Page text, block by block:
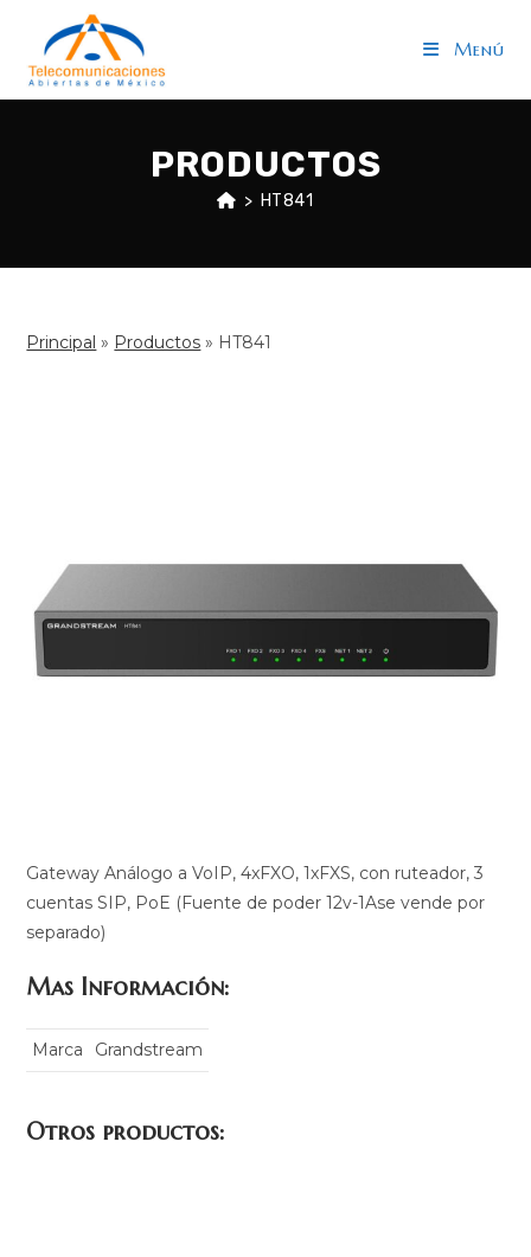
contenido
Menú
PRODUCTOS
> HT841
Principal » Productos » HT841
Gateway Análogo a VoIP, 4xFXO, 1xFXS, con ruteador, 3
cuentas SIP, PoE (Fuente de poder 12v-1Ase vende por
separado)
Mas Información:
Marca Grandstream
Otros productos: